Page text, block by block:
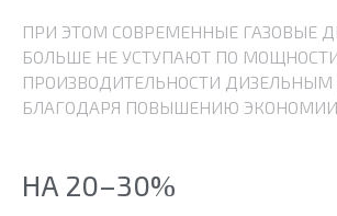
ПРИ ЭТОМ СОВРЕМЕННЫЕ ГАЗОВЫЕ
БОЛЬШЕ НЕ УСТУПАЮТ ПО
ПРОИЗВОДИТЕЛЬНОСТИ ДИЗЕЛЬНЫМ
БЛАГОДАРЯ ПОВЫШЕНИЮ ЭКОНОМИИ
НА 20–30%